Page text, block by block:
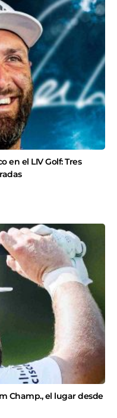
en el LIV Golf: Tres
Champ., el lugar desde